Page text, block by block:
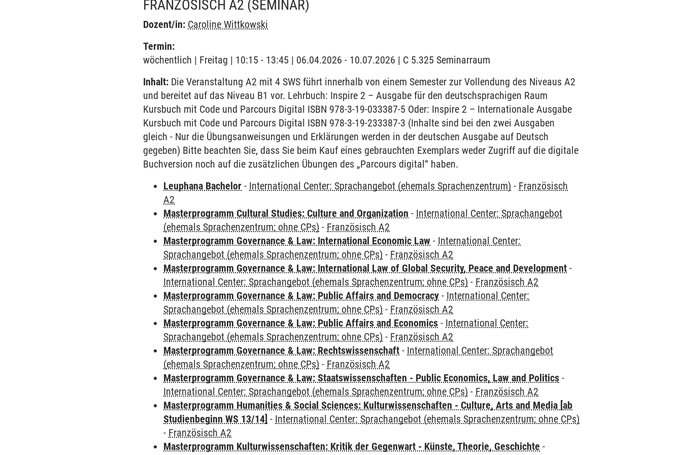
FRANZÖSISCH A2 (SEMINAR)
Dozent/in: Caroline Wittkowski
Termin:
wöchentlich | Freitag | 10:15 - 13:45 | 06.04.2026 - 10.07.2026 | C 5.325 Seminarraum
Inhalt: Die Veranstaltung A2 mit 4 SWS führt innerhalb von einem Semester zur Vollendung des Niveaus A2
und bereitet auf das Niveau B1 vor. Lehrbuch: Inspire 2 – Ausgabe für den deutschsprachigen Raum
Kursbuch mit Code und Parcours Digital ISBN 978-3-19-033387-5 Oder: Inspire 2 – Internationale Ausgabe
Kursbuch mit Code und Parcours Digital ISBN 978-3-19-233387-3 (Inhalte sind bei den zwei Ausgaben
gleich - Nur die Übungsanweisungen und Erklärungen werden in der deutschen Ausgabe auf Deutsch
gegeben) Bitte beachten Sie, dass Sie beim Kauf eines gebrauchten Exemplars weder Zugriff auf die digitale
Buchversion noch auf die zusätzlichen Übungen des „Parcours digital“ haben.
Leuphana Bachelor - International Center: Sprachangebot (ehemals Sprachenzentrum) - Französisch
A2
Masterprogramm Cultural Studies: Culture and Organization - International Center: Sprachangebot
(ehemals Sprachenzentrum; ohne CPs) - Französisch A2
Masterprogramm Governance & Law: International Economic Law - International Center:
Sprachangebot (ehemals Sprachenzentrum; ohne CPs) - Französisch A2
Masterprogramm Governance & Law: International Law of Global Security, Peace and Development -
International Center: Sprachangebot (ehemals Sprachenzentrum; ohne CPs) - Französisch A2
Masterprogramm Governance & Law: Public Affairs and Democracy - International Center:
Sprachangebot (ehemals Sprachenzentrum; ohne CPs) - Französisch A2
Masterprogramm Governance & Law: Public Affairs and Economics - International Center:
Sprachangebot (ehemals Sprachenzentrum; ohne CPs) - Französisch A2
Masterprogramm Governance & Law: Rechtswissenschaft - International Center: Sprachangebot
(ehemals Sprachenzentrum; ohne CPs) - Französisch A2
Masterprogramm Governance & Law: Staatswissenschaften - Public Economics, Law and Politics -
International Center: Sprachangebot (ehemals Sprachenzentrum; ohne CPs) - Französisch A2
Masterprogramm Humanities & Social Sciences: Kulturwissenschaften - Culture, Arts and Media [ab
Studienbeginn WS 13/14] - International Center: Sprachangebot (ehemals Sprachenzentrum; ohne CPs)
- Französisch A2
Masterprogramm Kulturwissenschaften: Kritik der Gegenwart - Künste, Theorie, Geschichte -